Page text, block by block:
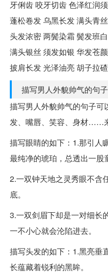
牙俐齿 咬牙切齿 色泽红润
蓬松卷发 乌黑长发 满头青
头发浓密 两鬓染霜 鬓发班
满头银丝 须发如银 华发苍
披肩长发 光泽油亮 胡子拉
描写男人外貌帅气的句子
描写男人外貌帅气的句子
发、嘴唇、笑容、身材……
描写眼睛的如下：1.那引人
最纯净的琥珀，总透出一股
2.一双钟天地之灵秀眼不含
底。
3.一双剑眉下却是一对细长
一不小心就会沦陷进去。
描写头发的如下：1.黑亮垂
长蕴藏着锐利的黑眸。